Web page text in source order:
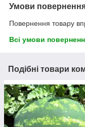
Умови
Повернення товару
Всі умови
Подібні товари